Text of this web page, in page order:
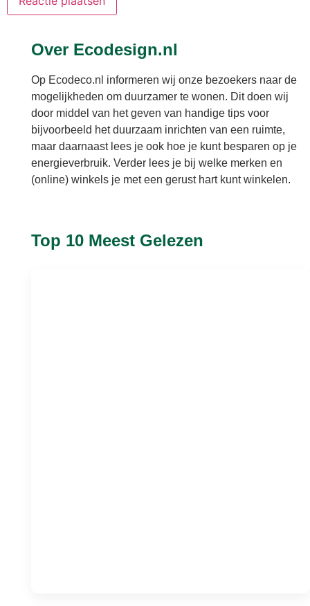
Over Ecodesign.nl
Op Ecodeco.nl informeren wij onze bezoekers naar de
mogelijkheden om duurzamer te wonen. Dit doen wij
door middel van het geven van handige tips voor
bijvoorbeeld het duurzaam inrichten van een ruimte,
maar daarnaast lees je ook hoe je kunt besparen op je
energieverbruik. Verder lees je bij welke merken en
(online) winkels je met een gerust hart kunt winkelen.
Top 10 Meest Gelezen